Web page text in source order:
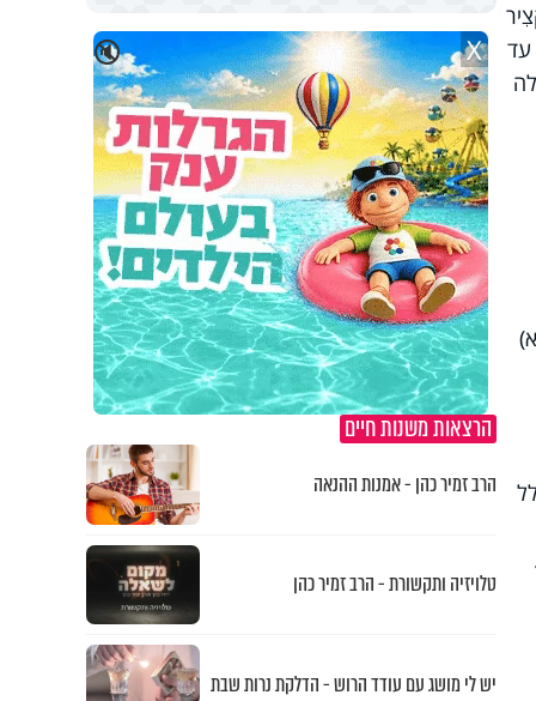
עד
🔇 X
הרצאות משנות חיים
הרב זמיר כהן - אמנות ההנאה
טלויזיה ותקשורת - הרב זמיר כהן
יש לי מושג עם עודד הרוש - הדלקת נרות שבת